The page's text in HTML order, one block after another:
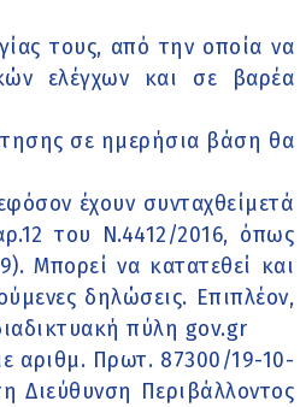
τους, από την οποία να
ελέγχων και σε βαρέα
σε ημερήσια βάση θα
έχουν συνταχθείμετά
του Ν.4412/2016, όπως
Μπορεί να κατατεθεί και
δηλώσεις. Επιπλέον,
πύλη gov.gr
αριθμ. Πρωτ. 87300/19-10-
Διεύθυνση Περιβάλλοντος